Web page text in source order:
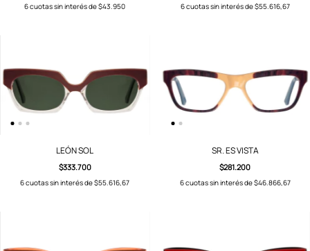
6cuotas sin interés de$43.950 6cuotas sin interés de$55.616,67
LEÓN SOL
$333.700
6cuotas sin interés de$55.616,67
SR. ES VISTA
$281.200
6cuotas sin interés de$46.866,67